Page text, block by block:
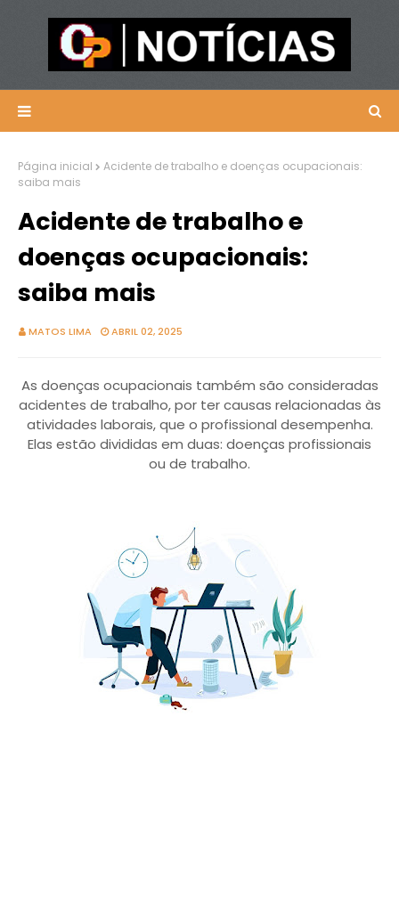
Página inicial
Acidente de trabalho e doenças ocupacionais:
saiba mais
Acidente de trabalho e
doenças ocupacionais:
saiba mais
MATOS LIMA ABRIL 02, 2025
As doenças ocupacionais também são consideradas
acidentes de trabalho, por ter causas relacionadas às
atividades laborais, que o profissional desempenha.
Elas estão divididas em duas: doenças profissionais
ou de trabalho.